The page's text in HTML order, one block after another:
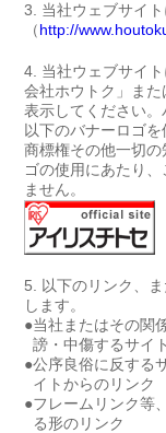
当社ウェブサイ
（http://
当社ウェブサイ
会社ホウトク」また
表示してください
以下のバナーロゴ
商標権その他一切
ゴの使用にあたり
ません。
以下のリンク、
します。
●当社またはその関
謗・中傷するサイ
●公序良俗に反する
イトからのリンク
●フレームリンク等
る形のリンク